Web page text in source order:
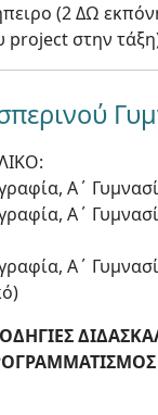
(2 ΔΩ
project στην
Α΄
Α΄
Α΄